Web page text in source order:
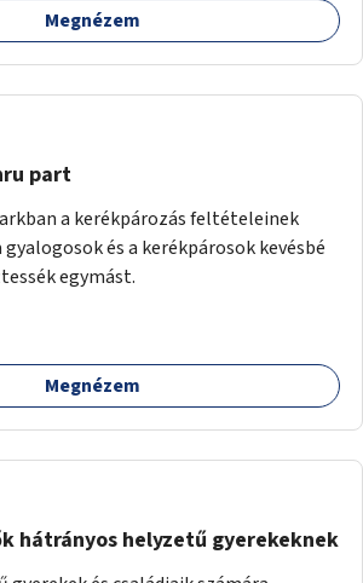
Megnézem
part
a kerékpározás feltételeinek
gyalogosok és a kerékpárosok kevésbé
egymást.
Megnézem
hátrányos helyzetű gyerekeknek